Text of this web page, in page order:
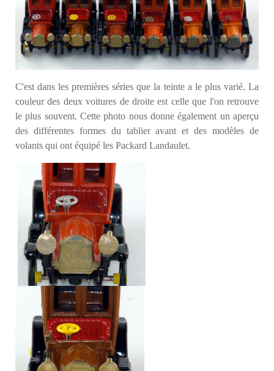
C'est dans les premières séries que la teinte a le plus varié. La
couleur des deux voitures de droite est celle que l'on retrouve
le plus souvent. Cette photo nous donne également un aperçu
des différentes formes du tablier avant et des modèles de
volants qui ont équipé les Packard Landaulet.